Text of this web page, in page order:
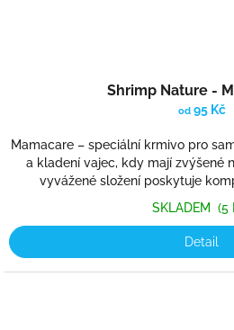
Shrimp Nature -
od95 Kč
Mamacare – speciální krmivo pro
a kladení vajec, kdy mají zvýšené
vyvážené složení poskytuje
SKLADEM (5
Detail